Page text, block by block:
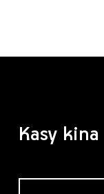
Kasy kina